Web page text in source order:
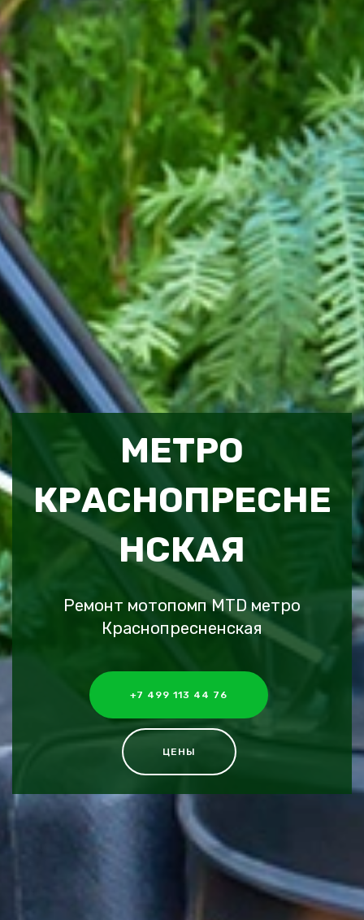
МЕТРО
КРАСНОПРЕСНЕ
НСКАЯ
Ремонт мотопомп MTD метро
Краснопресненская
+7 499 113 44 76
ЦЕНЫ